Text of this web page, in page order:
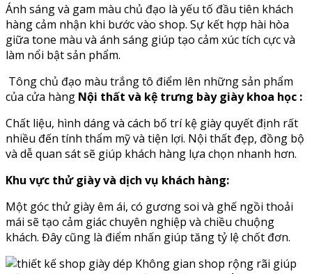
Ánh sáng và gam màu chủ đạo là yếu tố đầu tiên khách
hàng cảm nhận khi bước vào shop. Sự kết hợp hài hòa
giữa tone màu và ánh sáng giúp tạo cảm xúc tích cực và
làm nổi bật sản phẩm.
Tông chủ đạo màu trắng tô điểm lên những sản phẩm
của cửa hàng Nội thất và kệ trưng bày giày khoa học :
Chất liệu, hình dáng và cách bố trí kệ giày quyết định rất
nhiều đến tính thẩm mỹ và tiện lợi. Nội thất đẹp, đồng bộ
và dễ quan sát sẽ giúp khách hàng lựa chọn nhanh hơn.
Khu vực thử giày và dịch vụ khách hàng:
Một góc thử giày êm ái, có gương soi và ghế ngồi thoải
mái sẽ tạo cảm giác chuyên nghiệp và chiều chuộng
khách. Đây cũng là điểm nhấn giúp tăng tỷ lệ chốt đơn.
Không gian shop rộng rãi giúp